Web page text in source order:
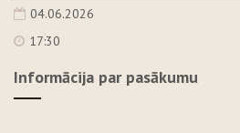
04.06.2026
17:30
Informācija par pasākumu